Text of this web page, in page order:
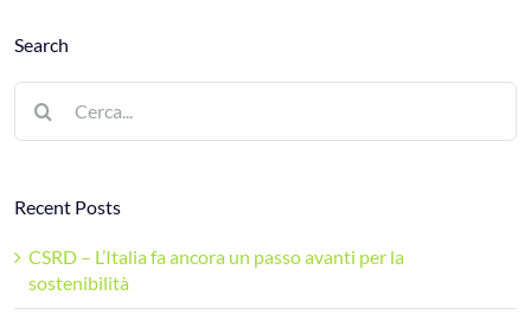
Search
Cerca
per:
Recent Posts
CSRD – L’Italia fa ancora un passo avanti per la
sostenibilità